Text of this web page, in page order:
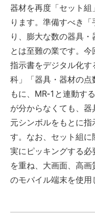
器材を再度「セット
ります。準備すべき
り、膨大な数の器具
とは至難の業です。
指示書をデジタル化
科」「器具・器材の点
もに、MR-1と連動す
が分からなくても、
元シンボルをもとに
す。なお、セット組
実にピッキングする
を重ね、大画面、高
のモバイル端末を使用